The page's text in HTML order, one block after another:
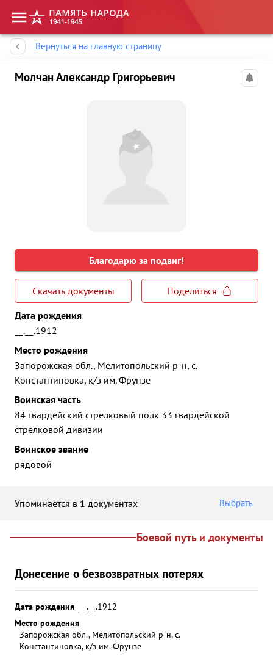
Вернуться на главную страницу
Молчан Александр Григорьевич
Благодарю за подвиг!
Скачать документы
Поделиться
Дата рождения
__.__.1912
Место рождения
Запорожская обл., Мелитопольский р-н, с.
Константиновка, к/з им. Фрунзе
Воинская часть
84 гвардейский стрелковый полк 33 гвардейской
стрелковой дивизии
Воинское звание
рядовой
Упоминается в 1 документах Выбрать
Боевой путь и документы
Донесение о безвозвратных потерях
Дата рождения
__.__.1912
Место рождения
Запорожская обл., Мелитопольский р-н, с.
Константиновка, к/з им. Фрунзе
Память народа